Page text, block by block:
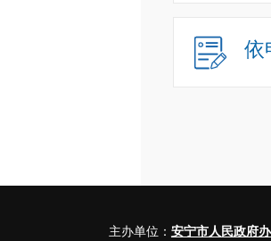
依
主办单位： 安宁市人民政府